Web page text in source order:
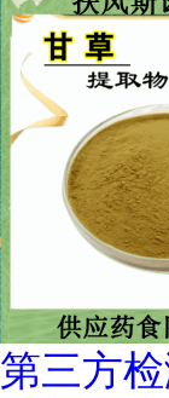
第三方